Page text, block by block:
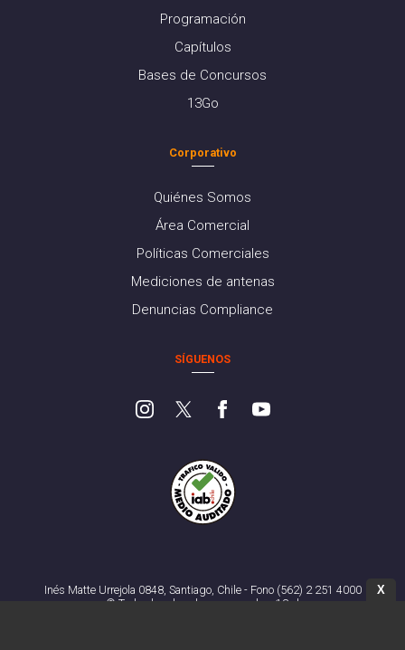
Programación
Capítulos
Bases de Concursos
13Go
Corporativo
Quiénes Somos
Área Comercial
Políticas Comerciales
Mediciones de antenas
Denuncias Compliance
SÍGUENOS
Inés Matte Urrejola 0848, Santiago, Chile - Fono (562) 2 251 4000
© Todos los derechos reservados. 13.cl
X